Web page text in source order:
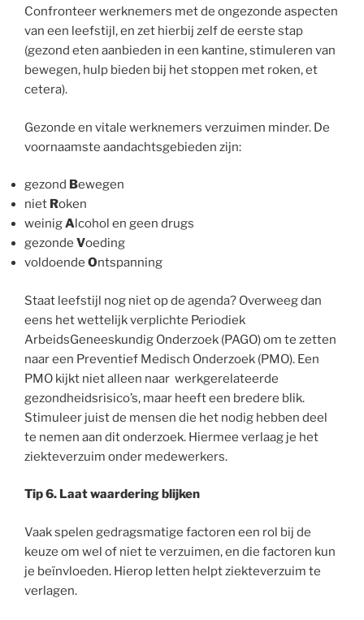
Confronteer werknemers met de ongezonde aspecten
van een leefstijl, en zet hierbij zelf de eerste stap
(gezond eten aanbieden in een kantine, stimuleren van
bewegen, hulp bieden bij het stoppen met roken, et
cetera).
Gezonde en vitale werknemers verzuimen minder. De
voornaamste aandachtsgebieden zijn:
gezond Bewegen
niet Roken
weinigAlcohol en geen drugs
gezonde Voeding
voldoende Ontspanning
Staat leefstijl nog niet op de agenda? Overweeg dan
eens het wettelijk verplichte Periodiek
ArbeidsGeneeskundig Onderzoek (PAGO) om te zetten
naar een Preventief Medisch Onderzoek (PMO). Een
PMO kijkt niet alleen naar werkgerelateerde
gezondheidsrisico’s, maar heeft een bredere blik.
Stimuleer juist de mensen die het nodig hebben deel
te nemen aan dit onderzoek. Hiermee verlaag je het
ziekteverzuim onder medewerkers.
Tip 6. Laat waardering blijken
Vaak spelen gedragsmatige factoren een rol bij de
keuze om wel of niet te verzuimen, en die factoren kun
je beïnvloeden. Hierop letten helpt ziekteverzuim te
verlagen.